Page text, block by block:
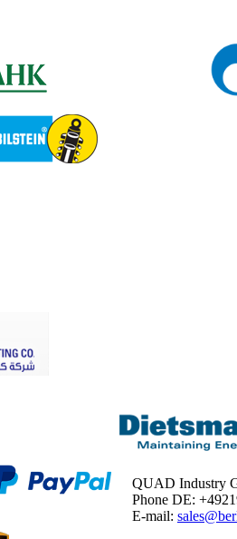
QUAD Industry
Phone DE:
E-mail: